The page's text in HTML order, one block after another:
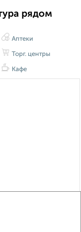
рядом
Аптеки
Торг. центры
Кафе